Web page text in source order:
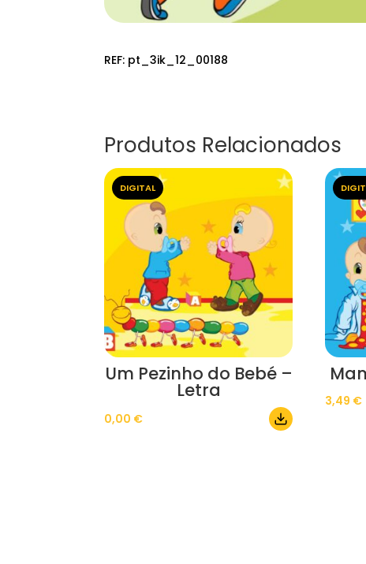
REF: pt_3ik_12_00188
Produtos Relacionados
DIGITAL
Um Pezinho do Bebé –
Letra
0,00 €
3,49 €